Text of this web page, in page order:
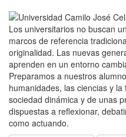
Los universitarios no buscan
marcos de referencia
originalidad. Las nuevas
aprenden en un entorno
Preparamos a nuestros
humanidades, las ciencias y
sociedad dinámica y de unas
dispuestas a reflexionar,
como actuando.